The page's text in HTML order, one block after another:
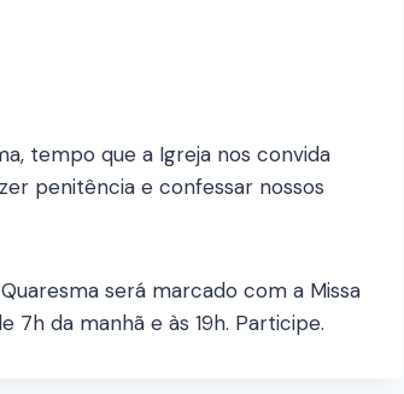
tempo que a Igreja nos convida
penitência e confessar nossos
será marcado com a Missa
7h da manhã e às 19h. Participe.